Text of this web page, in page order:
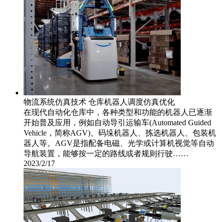
物流系统仿真技术 仓库机器人调度仿真优化
在现代自动化仓库中，各种类型和功能的机器人已逐渐
开始普及应用，例如自动导引运输车(Automated Guided
Vehicle，简称AGV)、码垛机器人、拣选机器人、包装机
器人等。AGV是指配备电磁、光学或计算机视觉等自动
导航装置，能够按一定的路线或者规则行驶……
2023/2/17